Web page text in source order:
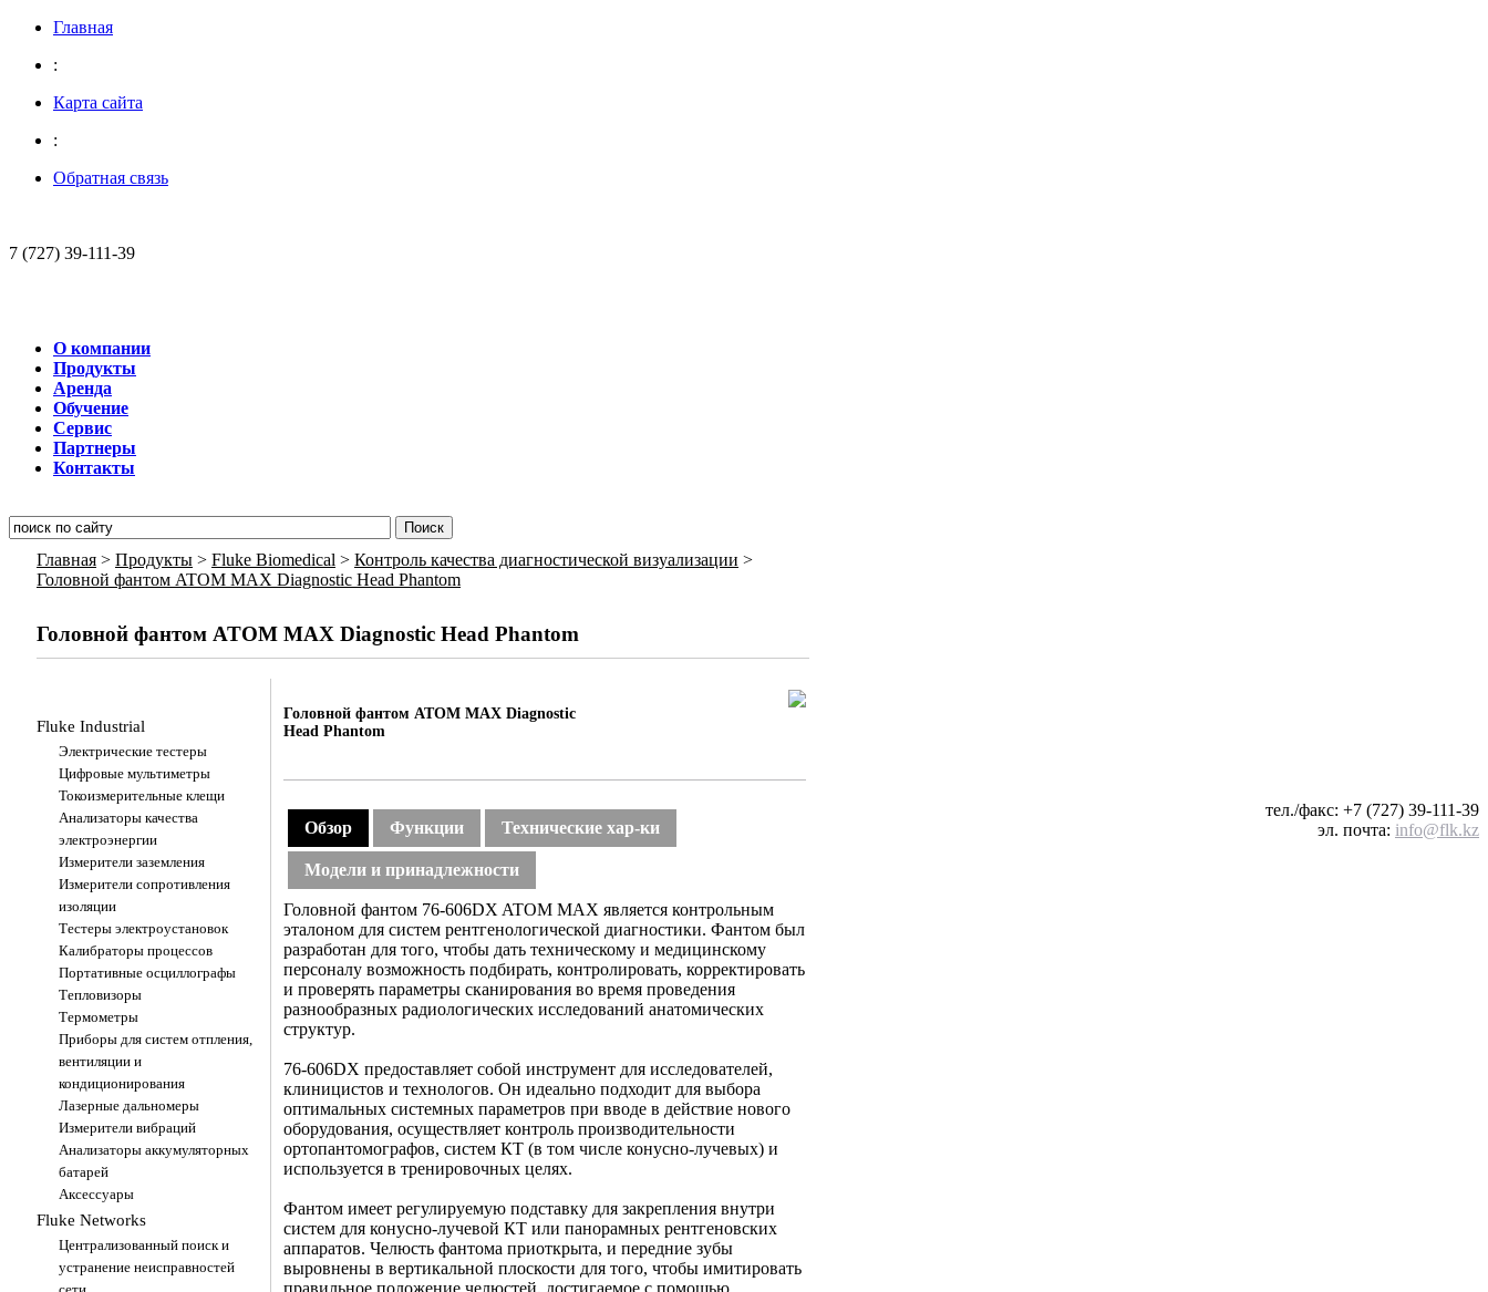
Главная
:
Карта сайта
:
Обратная связь
7 (727) 39-111-39
О компании
Продукты
Аренда
Обучение
Сервис
Партнеры
Контакты
Главная > Продукты > Fluke Biomedical > Контроль качества диагностической визуализации >
Головной фантом ATOM MAX Diagnostic Head Phantom
Головной фантом ATOM MAX Diagnostic Head Phantom
Fluke Industrial
Электрические тестеры
Цифровые мультиметры
Токоизмерительные клещи
Анализаторы качества
электроэнергии
Измерители заземления
Измерители сопротивления
изоляции
Тестеры электроустановок
Калибраторы процессов
Портативные осциллографы
Тепловизоры
Термометры
Приборы для систем отпления,
вентиляции и
кондиционирования
Лазерные дальномеры
Измерители вибраций
Анализаторы аккумуляторных
батарей
Аксессуары
Fluke Networks
Централизованный поиск и
устранение неисправностей
Головной фантом ATOM MAX Diagnostic
Head Phantom
Обзор Функции Технические хар-ки
Модели и принадлежности
Головной фантом 76-606DX ATOM MAX является контрольным
эталоном для систем рентгенологической диагностики. Фантом был
разработан для того, чтобы дать техническому и медицинскому
персоналу возможность подбирать, контролировать, корректировать
и проверять параметры сканирования во время проведения
разнообразных радиологических исследований анатомических
структур.
76-606DX предоставляет собой инструмент для исследователей,
клиницистов и технологов. Он идеально подходит для выбора
оптимальных системных параметров при вводе в действие нового
оборудования, осуществляет контроль производительности
ортопантомографов, систем КТ (в том числе конусно-лучевых) и
используется в тренировочных целях.
Фантом имеет регулируемую подставку для закрепления внутри
систем для конусно-лучевой КТ или панорамных рентгеновских
аппаратов. Челюсть фантома приоткрыта, и передние зубы
выровнены в вертикальной плоскости для того, чтобы имитировать
тел./факс: +7 (727) 39-111-39
эл. почта: info@flk.kz